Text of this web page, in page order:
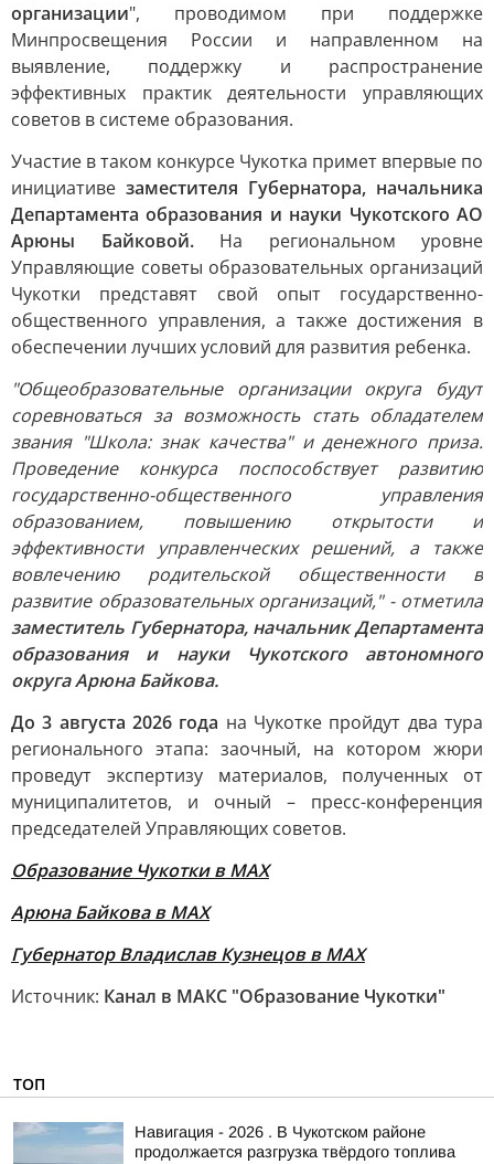
организации", проводимом при поддержке
Минпросвещения России и направленном на
выявление, поддержку и распространение
эффективных практик деятельности управляющих
советов в системе образования.
Участие в таком конкурсе Чукотка примет впервые по
инициативе заместителя Губернатора, начальника
Департамента образования и науки Чукотского АО
Арюны Байковой.На региональном уровне
Управляющие советы образовательных организаций
Чукотки представят свой опыт государственно-
общественного управления, а также достижения в
обеспечении лучших условий для развития ребенка.
"Общеобразовательные организации округа будут
соревноваться за возможность стать обладателем
звания "Школа: знак качества" и денежного приза.
Проведение конкурса поспособствует развитию
государственно-общественного управления
образованием, повышению открытости и
эффективности управленческих решений, а также
вовлечению родительской общественности в
развитие образовательных организаций," - отметила
заместитель Губернатора, начальник Департамента
образования и науки Чукотского автономного
округа Арюна Байкова.
До 3 августа 2026 года на Чукотке пройдут два тура
регионального этапа: заочный, на котором жюри
проведут экспертизу материалов, полученных от
муниципалитетов, и очный – пресс-конференция
председателей Управляющих советов.
Образование Чукотки в МАХ
Арюна Байкова в МАХ
Губернатор Владислав Кузнецов в МАХ
Источник: Канал в МАКС "Образование Чукотки"
ТОП
Навигация - 2026 . В Чукотском районе
продолжается разгрузка твёрдого топлива